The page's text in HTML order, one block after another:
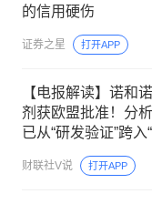
的信用硬伤
证券之星 打开APP
【电报解读】诺和
剂获欧盟批准！分
已从“研发验证”跨
认”，这家公司相关
交的IND申请已获批
财联社V说 打开APP